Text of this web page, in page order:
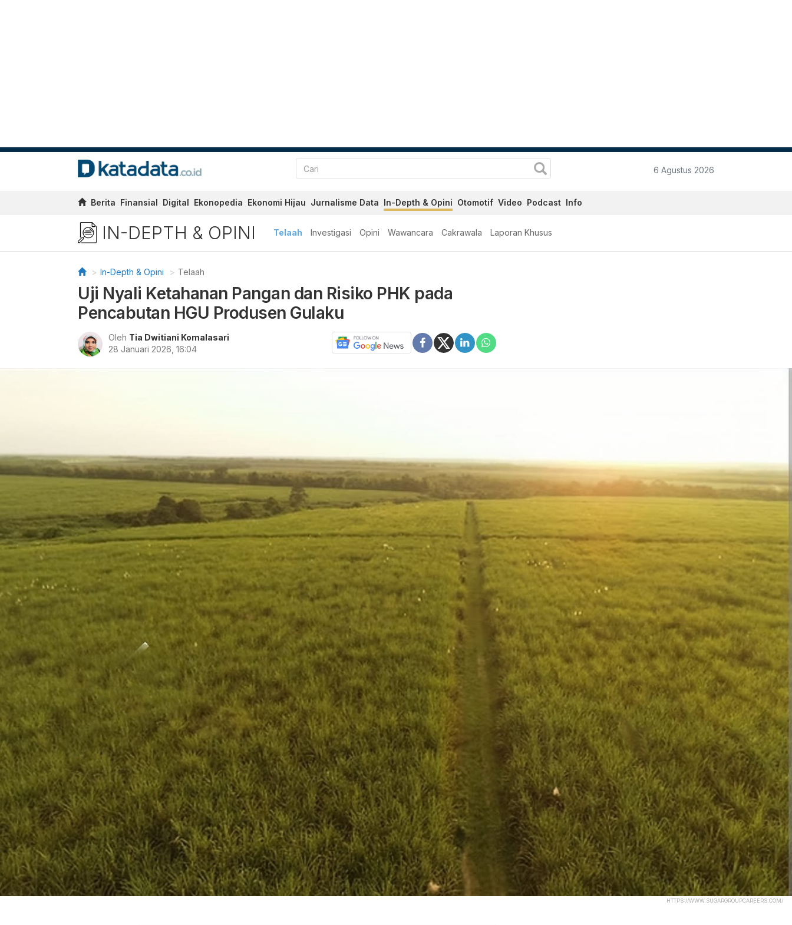
6 Agustus 2026
Berita Finansial Digital Ekonopedia Ekonomi Hijau Jurnalisme Data In-Depth & Opini Otomotif Video Podcast Info
IN-DEPTH & OPINI Telaah Investigasi Opini Wawancara Cakrawala Laporan Khusus
In-Depth & Opini Telaah
Uji Nyali Ketahanan Pangan dan Risiko PHK pada
Pencabutan HGU Produsen Gulaku
Oleh Tia Dwitiani Komalasari
28 Januari 2026, 16:04
HTTPS://WWW.SUGARGROUPCAREERS.COM/